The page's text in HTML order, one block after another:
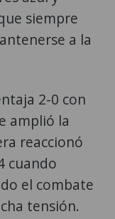
siempre
a la
2-0 con
amplió la
reaccionó
cuando
el combate
tensión.